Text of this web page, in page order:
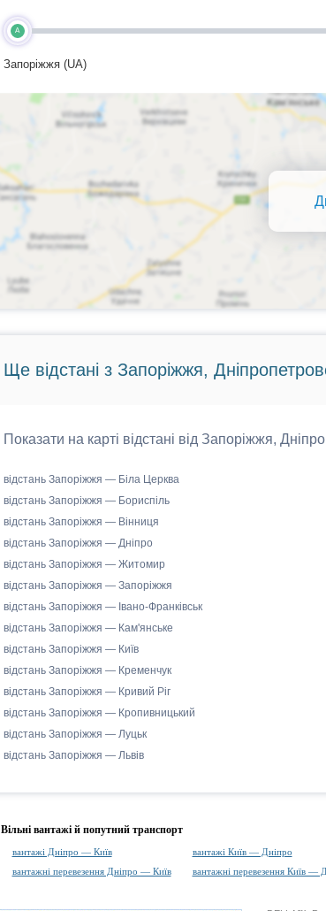
A
Запоріжжя (UA)
Ще відстані з Запоріжжя,
Показати на карті відстані від Запоріжжя,
відстань Запоріжжя — Біла Церква
відстань Запоріжжя — Бориспіль
відстань Запоріжжя — Вінниця
відстань Запоріжжя — Дніпро
відстань Запоріжжя — Житомир
відстань Запоріжжя — Запоріжжя
відстань Запоріжжя — Івано-Франківськ
відстань Запоріжжя — Кам'янське
відстань Запоріжжя — Київ
відстань Запоріжжя — Кременчук
відстань Запоріжжя — Кривий Ріг
відстань Запоріжжя — Кропивницький
відстань Запоріжжя — Луцьк
відстань Запоріжжя — Львів
Вільні вантажі й попутний транспорт
вантажі Дніпро — Київ вантажі Київ — Дніпро
вантажні перевезення Дніпро — Київ
вантажні перевезення Київ —